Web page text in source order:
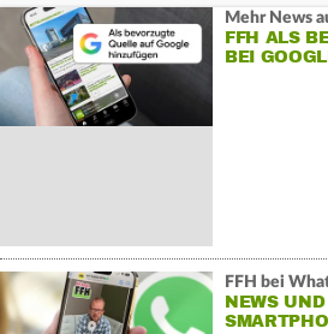
Mehr News
FFH ALS
BEI
FFH bei
NEWS